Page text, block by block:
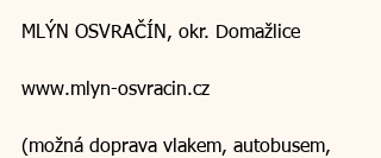
MLÝN OSVRAČÍN, okr. Domažlice
www.mlyn-osvracin.cz
(možná doprava vlakem, autobusem,